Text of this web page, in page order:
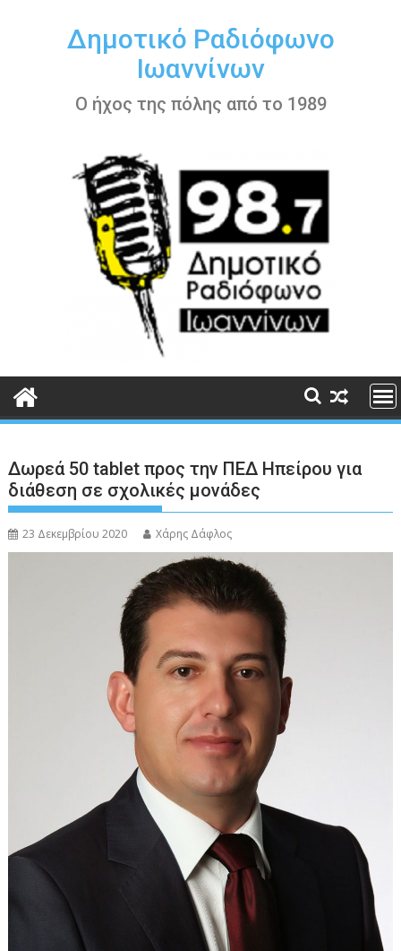
περιεχόμενοΔημοτικό Ραδιόφωνο
Ιωαννίνων
Ο ήχος της πόλης από το 1989
Δωρεά 50 tablet προς την ΠΕΔ Ηπείρου για
διάθεση σε σχολικές μονάδες
23 Δεκεμβρίου 2020 Χάρης Δάφλος